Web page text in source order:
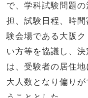
で、学科試験問題
担、試験日程、時
験会場である大阪
い方等を協議し、
は、受験者の居住
大人数となり偏り